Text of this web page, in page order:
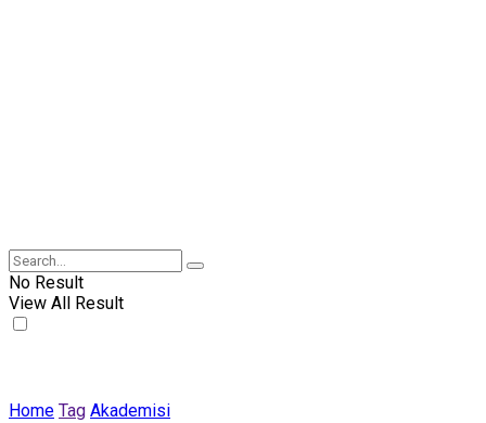
No Result
View All Result
Home Tag Akademisi